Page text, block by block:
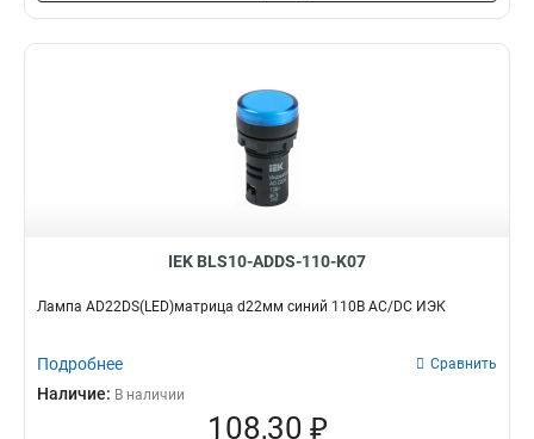
IEK BLS10-ADDS-110-K07
Лампа AD22DS(LED)матрица d22мм синий 110В AC/DC ИЭК
Подробнее Сравнить
Наличие: В наличии
108,30 ₽